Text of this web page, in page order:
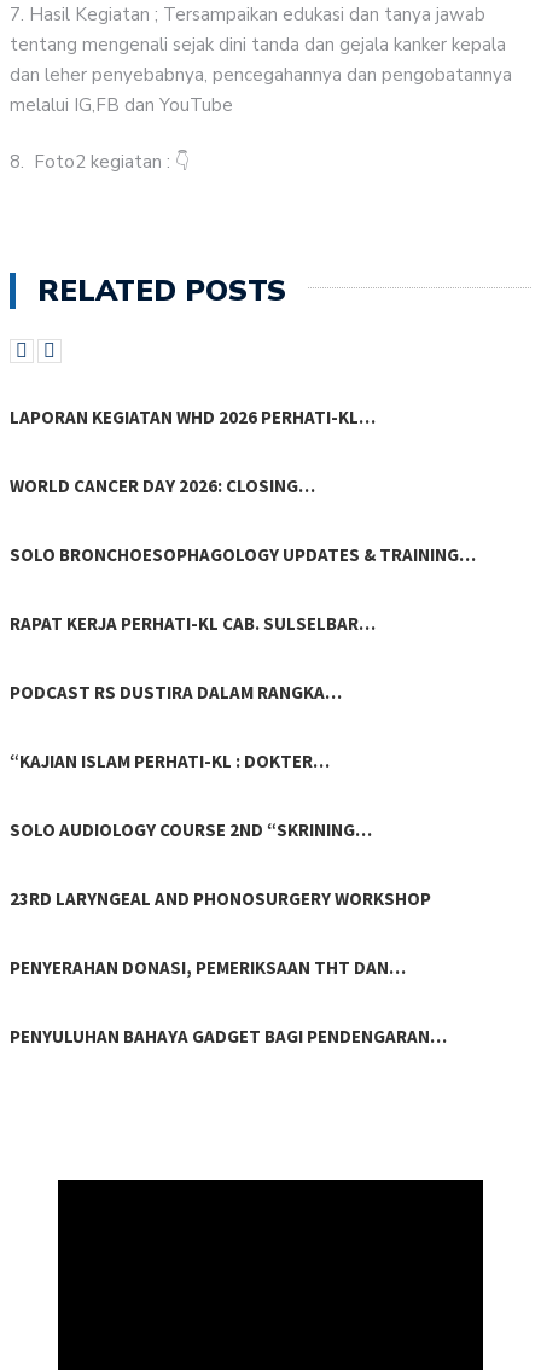
7. Hasil Kegiatan ; Tersampaikan edukasi dan tanya jawab
tentang mengenali sejak dini tanda dan gejala kanker kepala
dan leher penyebabnya, pencegahannya dan pengobatannya
melalui IG,FB dan YouTube
8. Foto2 kegiatan : 👇
RELATED POSTS
LAPORAN KEGIATAN WHD 2026 PERHATI-KL…
WORLD CANCER DAY 2026: CLOSING…
SOLO BRONCHOESOPHAGOLOGY UPDATES & TRAINING…
RAPAT KERJA PERHATI-KL CAB. SULSELBAR…
PODCAST RS DUSTIRA DALAM RANGKA…
“KAJIAN ISLAM PERHATI-KL : DOKTER…
SOLO AUDIOLOGY COURSE 2ND “SKRINING…
23RD LARYNGEAL AND PHONOSURGERY WORKSHOP
PENYERAHAN DONASI, PEMERIKSAAN THT DAN…
PENYULUHAN BAHAYA GADGET BAGI PENDENGARAN…